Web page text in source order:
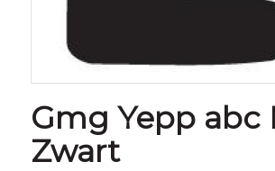
Gmg Yepp abc
Zwart